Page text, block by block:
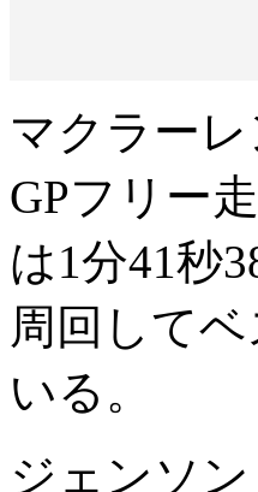
マクラー
GPフリー
は1分41秒
周回して
いる。
ジェンソ